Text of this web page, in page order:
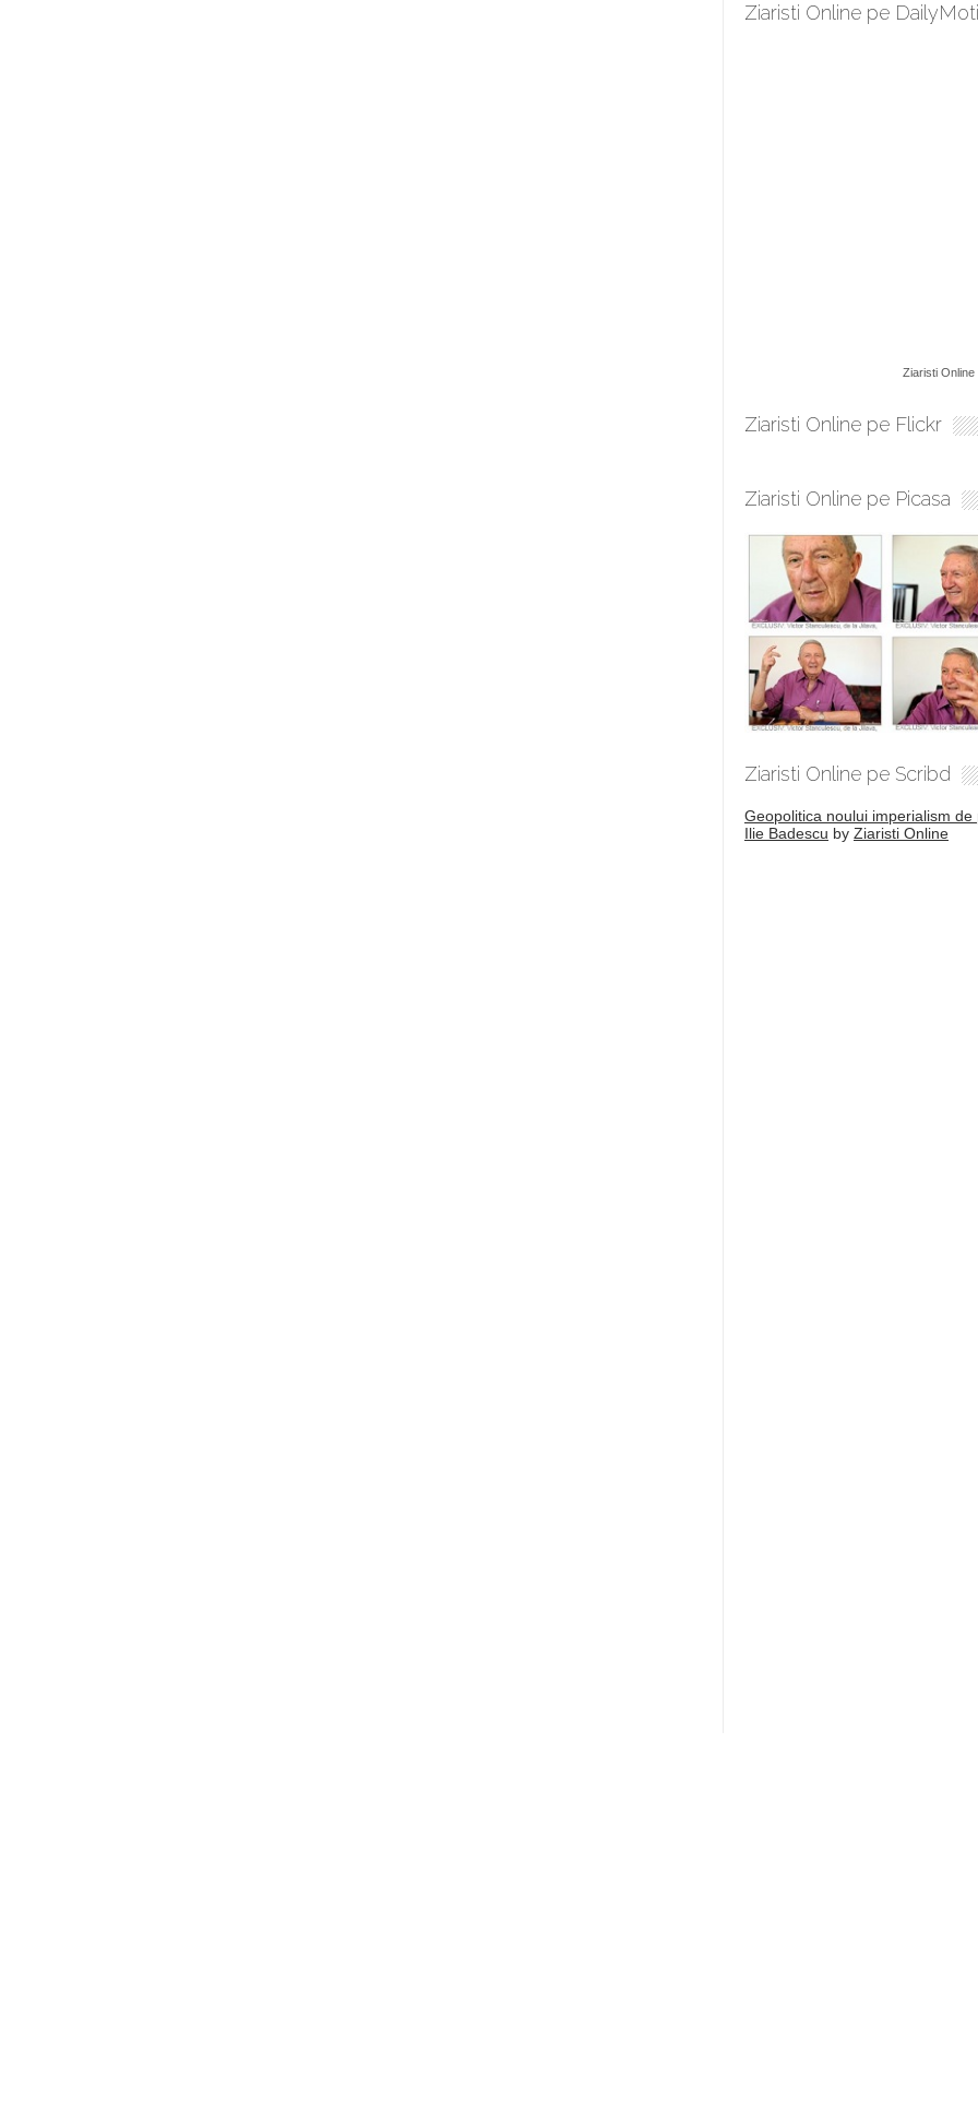
Ziaristi Online pe
Ziaristi Online
Ziaristi Online pe Flickr
Ziaristi Online pe Picasa
Ziaristi Online pe Scribd
Geopolitica noului imperialism de
Ilie Badescu by Ziaristi Online